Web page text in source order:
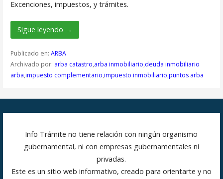
Excenciones, impuestos, y trámites.
Sigue leyendo →
Publicado en: ARBA
Archivado por: arba catastro,arba inmobiliario,deuda inmobiliario
arba,impuesto complementario,impuesto inmobiliario,puntos arba
Info Trámite no tiene relación con ningún organismo
gubernamental, ni con empresas gubernamentales ni
privadas.
Este es un sitio web informativo, creado para orientarte y no